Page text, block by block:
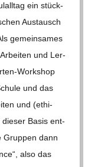
ein stück­
Aus­tausch
gemein­sa­mes
und Ler­
Work­­shop
und das
und (ethi­
die­ser Basis ent­
Grup­pen dann
also das